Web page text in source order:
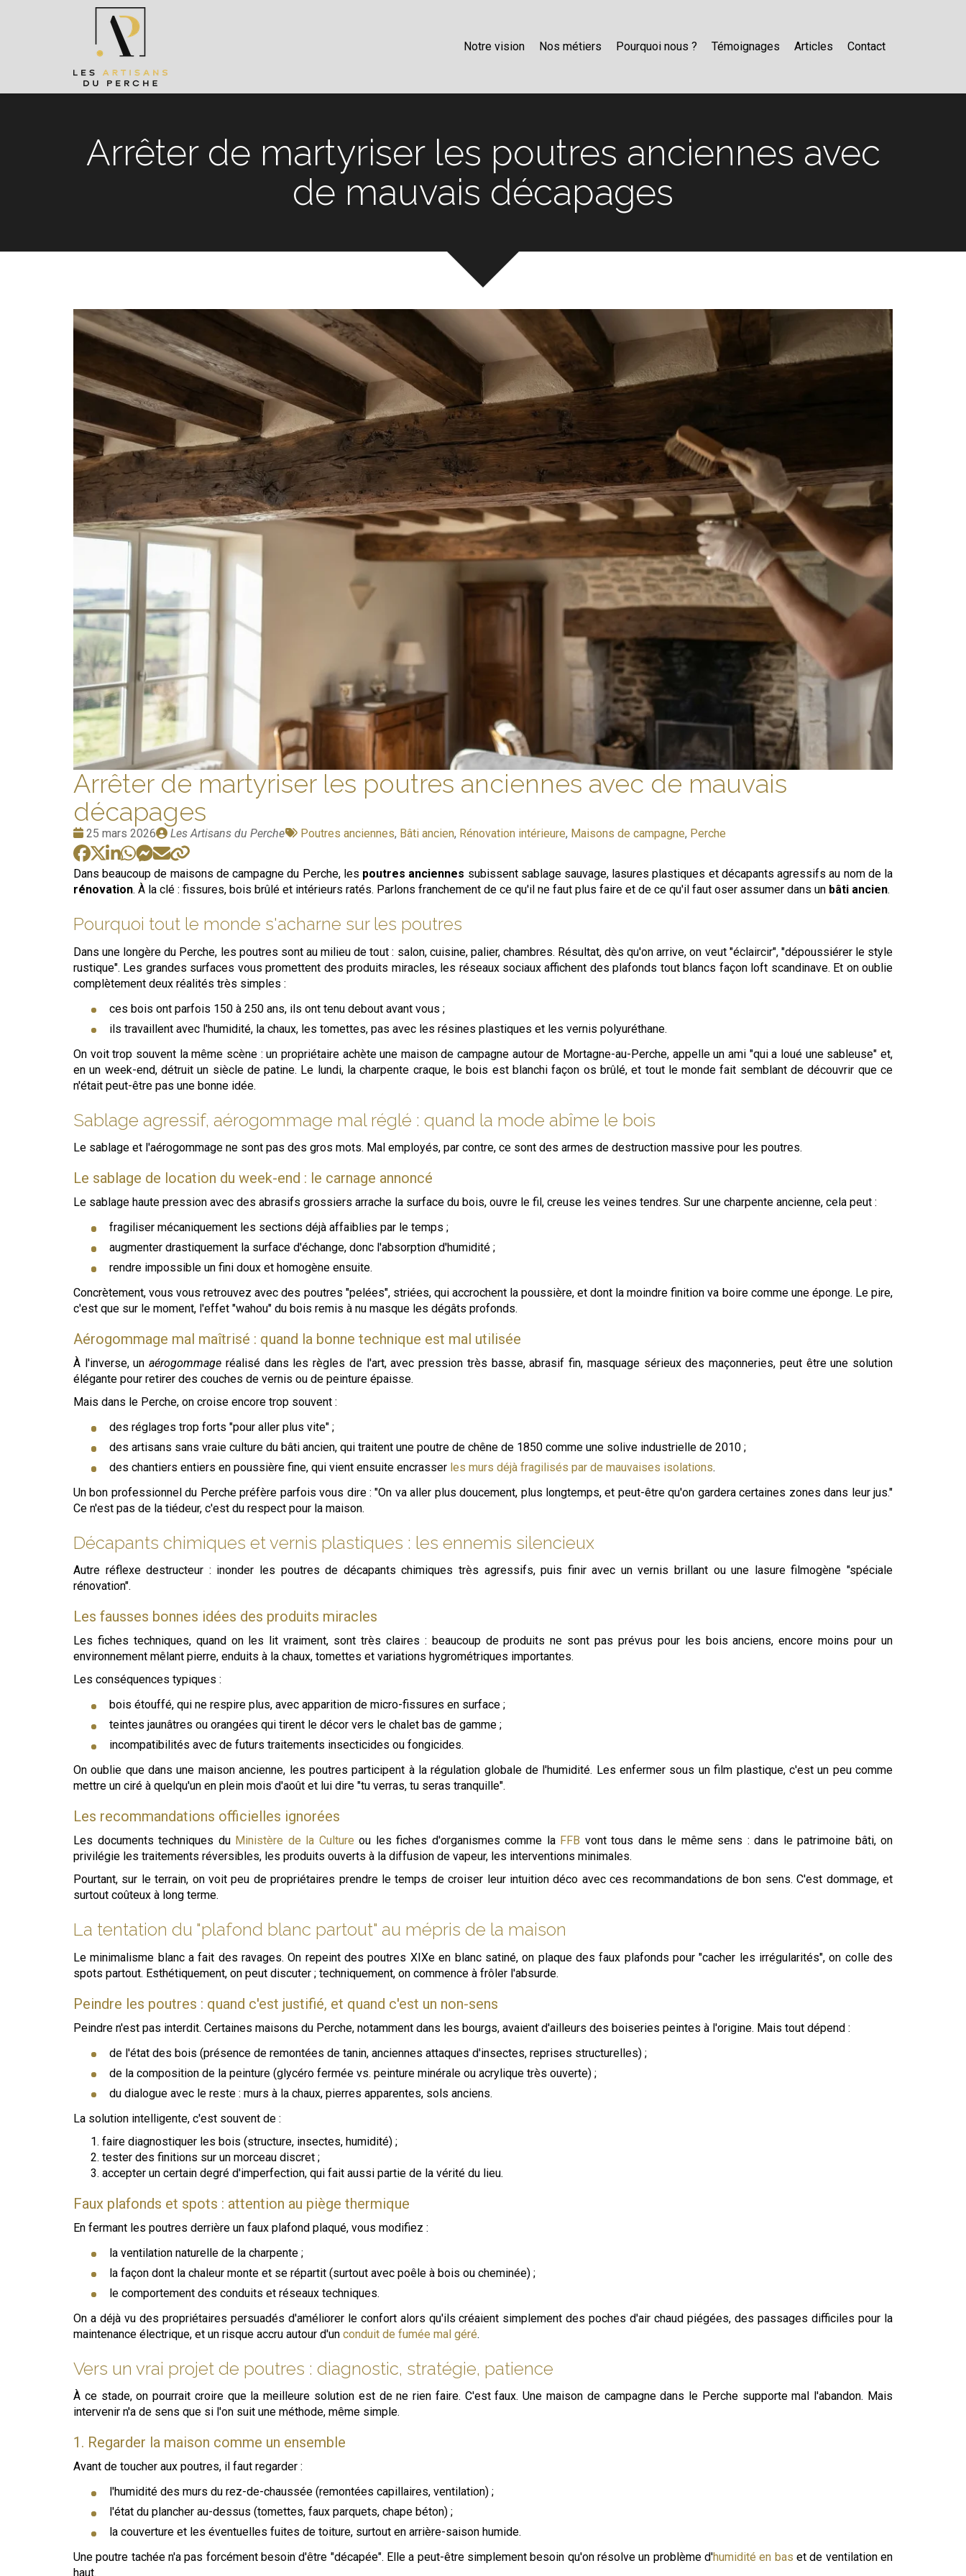
Notre vision Nos métiers Pourquoi nous ? Témoignages Articles Contact
Arrêter de martyriser les poutres anciennes avec
de mauvais décapages
Arrêter de martyriser les poutres anciennes avec de mauvais
décapages
Date
:
25 mars 2026
Publié
par
Les Artisans du Perche
Tags
Poutres anciennes, Bâti ancien, Rénovation intérieure, Maisons de campagne, Perche
Dans beaucoup de maisons de campagne du Perche, les poutres anciennes subissent sablage sauvage, lasures plastiques et décapants agressifs au nom de la
rénovation. À la clé : fissures, bois brûlé et intérieurs ratés. Parlons franchement de ce qu'il ne faut plus faire et de ce qu'il faut oser assumer dans un bâti ancien.
Pourquoi tout le monde s'acharne sur les poutres
Dans une longère du Perche, les poutres sont au milieu de tout : salon, cuisine, palier, chambres. Résultat, dès qu'on arrive, on veut "éclaircir", "dépoussiérer le style
rustique". Les grandes surfaces vous promettent des produits miracles, les réseaux sociaux affichent des plafonds tout blancs façon loft scandinave. Et on oublie
complètement deux réalités très simples :
ces bois ont parfois 150 à 250 ans, ils ont tenu debout avant vous ;
ils travaillent avec l'humidité, la chaux, les tomettes, pas avec les résines plastiques et les vernis polyuréthane.
On voit trop souvent la même scène : un propriétaire achète une maison de campagne autour de Mortagne-au-Perche, appelle un ami "qui a loué une sableuse" et,
en un week-end, détruit un siècle de patine. Le lundi, la charpente craque, le bois est blanchi façon os brûlé, et tout le monde fait semblant de découvrir que ce
n'était peut-être pas une bonne idée.
Sablage agressif, aérogommage mal réglé : quand la mode abîme le bois
Le sablage et l'aérogommage ne sont pas des gros mots. Mal employés, par contre, ce sont des armes de destruction massive pour les poutres.
Le sablage de location du week-end : le carnage annoncé
Le sablage haute pression avec des abrasifs grossiers arrache la surface du bois, ouvre le fil, creuse les veines tendres. Sur une charpente ancienne, cela peut :
fragiliser mécaniquement les sections déjà affaiblies par le temps ;
augmenter drastiquement la surface d'échange, donc l'absorption d'humidité ;
rendre impossible un fini doux et homogène ensuite.
Concrètement, vous vous retrouvez avec des poutres "pelées", striées, qui accrochent la poussière, et dont la moindre finition va boire comme une éponge. Le pire,
c'est que sur le moment, l'effet "wahou" du bois remis à nu masque les dégâts profonds.
Aérogommage mal maîtrisé : quand la bonne technique est mal utilisée
À l'inverse, unaérogommage réalisé dans les règles de l'art, avec pression très basse, abrasif fin, masquage sérieux des maçonneries, peut être une solution
élégante pour retirer des couches de vernis ou de peinture épaisse.
Mais dans le Perche, on croise encore trop souvent :
des réglages trop forts "pour aller plus vite" ;
des artisans sans vraie culture du bâti ancien, qui traitent une poutre de chêne de 1850 comme une solive industrielle de 2010 ;
des chantiers entiers en poussière fine, qui vient ensuite encrasser les murs déjà fragilisés par de mauvaises isolations.
Un bon professionnel du Perche préfère parfois vous dire : "On va aller plus doucement, plus longtemps, et peut-être qu'on gardera certaines zones dans leur jus."
Ce n'est pas de la tiédeur, c'est du respect pour la maison.
Décapants chimiques et vernis plastiques : les ennemis silencieux
Autre réflexe destructeur : inonder les poutres de décapants chimiques très agressifs, puis finir avec un vernis brillant ou une lasure filmogène "spéciale
rénovation".
Les fausses bonnes idées des produits miracles
Les fiches techniques, quand on les lit vraiment, sont très claires : beaucoup de produits ne sont pas prévus pour les bois anciens, encore moins pour un
environnement mêlant pierre, enduits à la chaux, tomettes et variations hygrométriques importantes.
Les conséquences typiques :
bois étouffé, qui ne respire plus, avec apparition de micro-fissures en surface ;
teintes jaunâtres ou orangées qui tirent le décor vers le chalet bas de gamme ;
incompatibilités avec de futurs traitements insecticides ou fongicides.
On oublie que dans une maison ancienne, les poutres participent à la régulation globale de l'humidité. Les enfermer sous un film plastique, c'est un peu comme
mettre un ciré à quelqu'un en plein mois d'août et lui dire "tu verras, tu seras tranquille".
Les recommandations officielles ignorées
Les documents techniques du Ministère de la Culture ou les fiches d'organismes comme la FFB vont tous dans le même sens : dans le patrimoine bâti, on
privilégie les traitements réversibles, les produits ouverts à la diffusion de vapeur, les interventions minimales.
Pourtant, sur le terrain, on voit peu de propriétaires prendre le temps de croiser leur intuition déco avec ces recommandations de bon sens. C'est dommage, et
surtout coûteux à long terme.
La tentation du "plafond blanc partout" au mépris de la maison
Le minimalisme blanc a fait des ravages. On repeint des poutres XIXe en blanc satiné, on plaque des faux plafonds pour "cacher les irrégularités", on colle des
spots partout. Esthétiquement, on peut discuter ; techniquement, on commence à frôler l'absurde.
Peindre les poutres : quand c'est justifié, et quand c'est un non-sens
Peindre n'est pas interdit. Certaines maisons du Perche, notamment dans les bourgs, avaient d'ailleurs des boiseries peintes à l'origine. Mais tout dépend :
de l'état des bois (présence de remontées de tanin, anciennes attaques d'insectes, reprises structurelles) ;
de la composition de la peinture (glycéro fermée vs. peinture minérale ou acrylique très ouverte) ;
du dialogue avec le reste : murs à la chaux, pierres apparentes, sols anciens.
La solution intelligente, c'est souvent de :
faire diagnostiquer les bois (structure, insectes, humidité) ;
tester des finitions sur un morceau discret ;
accepter un certain degré d'imperfection, qui fait aussi partie de la vérité du lieu.
Faux plafonds et spots : attention au piège thermique
En fermant les poutres derrière un faux plafond plaqué, vous modifiez :
la ventilation naturelle de la charpente ;
la façon dont la chaleur monte et se répartit (surtout avec poêle à bois ou cheminée) ;
le comportement des conduits et réseaux techniques.
On a déjà vu des propriétaires persuadés d'améliorer le confort alors qu'ils créaient simplement des poches d'air chaud piégées, des passages difficiles pour la
maintenance électrique, et un risque accru autour d'un conduit de fumée mal géré.
Vers un vrai projet de poutres : diagnostic, stratégie, patience
À ce stade, on pourrait croire que la meilleure solution est de ne rien faire. C'est faux. Une maison de campagne dans le Perche supporte mal l'abandon. Mais
intervenir n'a de sens que si l'on suit une méthode, même simple.
1. Regarder la maison comme un ensemble
Avant de toucher aux poutres, il faut regarder :
l'humidité des murs du rez-de-chaussée (remontées capillaires, ventilation) ;
l'état du plancher au-dessus (tomettes, faux parquets, chape béton) ;
la couverture et les éventuelles fuites de toiture, surtout en arrière-saison humide.
Une poutre tachée n'a pas forcément besoin d'être "décapée". Elle a peut-être simplement besoin qu'on résolve un problème d'humidité en bas et de ventilation en
haut.